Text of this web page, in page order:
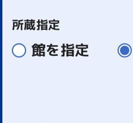
所蔵指定
館を指定